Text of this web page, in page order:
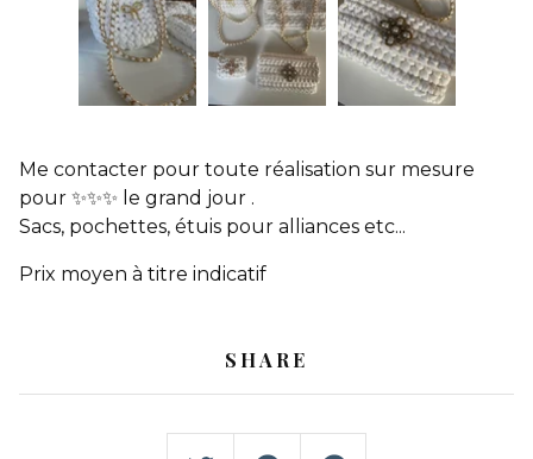
Me contacter pour toute réalisation sur mesure
pour ✨✨✨ le grand jour .
Sacs, pochettes, étuis pour alliances etc...
Prix moyen à titre indicatif
SHARE